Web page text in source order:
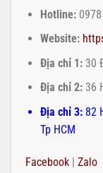
Hotline:0978
Website:
Địa chỉ 1:30
Địa chỉ 2:36
Địa chỉ 3:82
Tp HCM
Facebook | Zalo